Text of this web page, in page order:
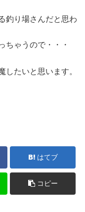
釣り場さんだと思わ
ちゃうので・・・
したいと思います。
はてブ
コピー